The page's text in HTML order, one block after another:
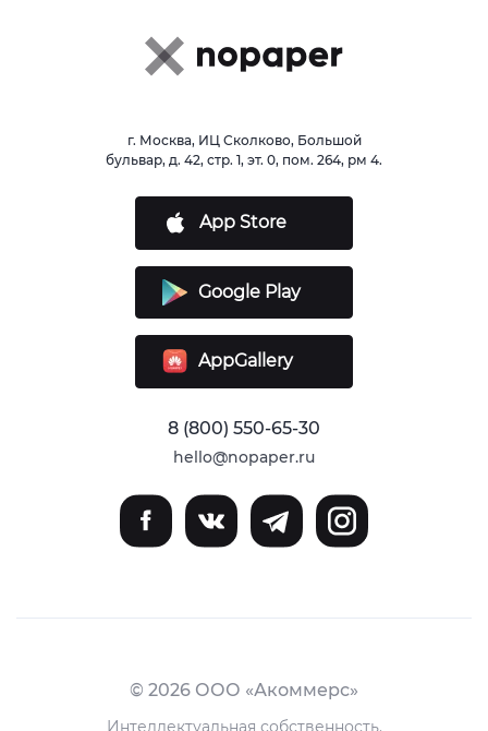
г. Москва, ИЦ Сколково, Большой
бульвар, д. 42, стр. 1, эт. 0, пом. 264, рм 4.
App Store
Google Play
AppGallery
8 (800) 550-65-30
hello@nopaper.ru
© 2026 ООО «Акоммерс»
Интеллектуальная собственность.